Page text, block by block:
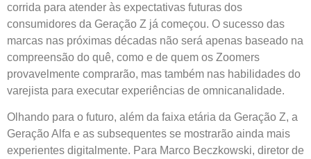
corrida para atender às expectativas futuras dos
consumidores da Geração Z já começou. O sucesso das
marcas nas próximas décadas não será apenas baseado na
compreensão do quê, como e de quem os Zoomers
provavelmente comprarão, mas também nas habilidades do
varejista para executar experiências de omnicanalidade.
Olhando para o futuro, além da faixa etária da Geração Z, a
Geração Alfa e as subsequentes se mostrarão ainda mais
experientes digitalmente. Para Marco Beczkowski, diretor de